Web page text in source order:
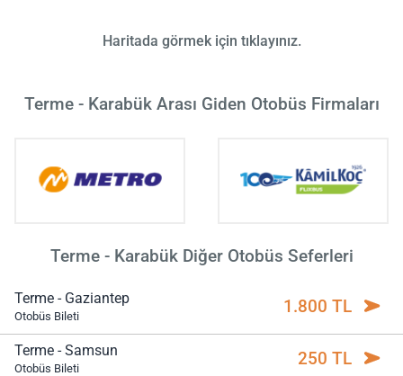
Haritada görmek için tıklayınız.
Terme - Karabük Arası Giden Otobüs Firmaları
Terme - Karabük Diğer Otobüs Seferleri
Terme - Gaziantep
Otobüs Bileti 1.800 TL
Terme - Samsun
Otobüs Bileti 250 TL